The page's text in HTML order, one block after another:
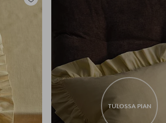
Lisää
TULOSSA PIAN